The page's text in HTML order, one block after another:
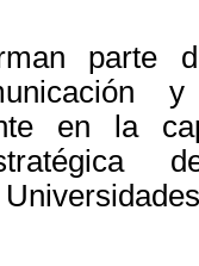
parte
en la